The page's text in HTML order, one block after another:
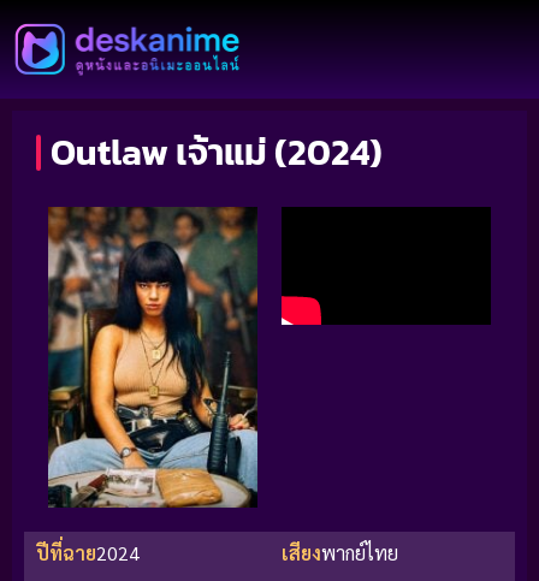
Outlaw เจ้าแม่ (2024)
ปีที่ฉาย2024 เสียงพากย์ไทย